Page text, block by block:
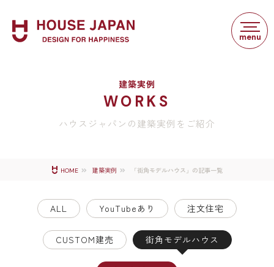
建築実例
WORKS
ハウスジャパンの建築実例をご紹介
HOME 建築実例 「街角モデルハウス」の記事一覧
ALL YouTubeあり 注文住宅
CUSTOM建売 街角モデルハウス